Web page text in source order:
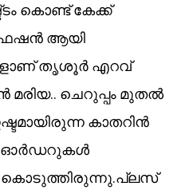
കൊണ്ട് കേക്ക്
ആയി
തൃശൂർ എറവ്
മരിയ.. ചെറുപ്പം മുതൽ
കാതറിൻ
ഓർഡറുകൾ
കൊടുത്തിരുന്നു.പ്ലസ്